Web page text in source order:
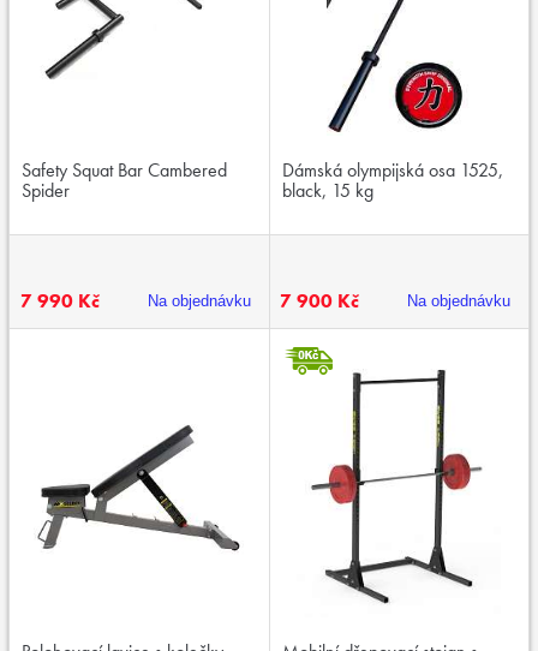
Safety Squat Bar Cambered
Spider
7 990 Kč Na objednávku
Dámská olympijská osa 1525,
black, 15 kg
7 900 Kč Na objednávku